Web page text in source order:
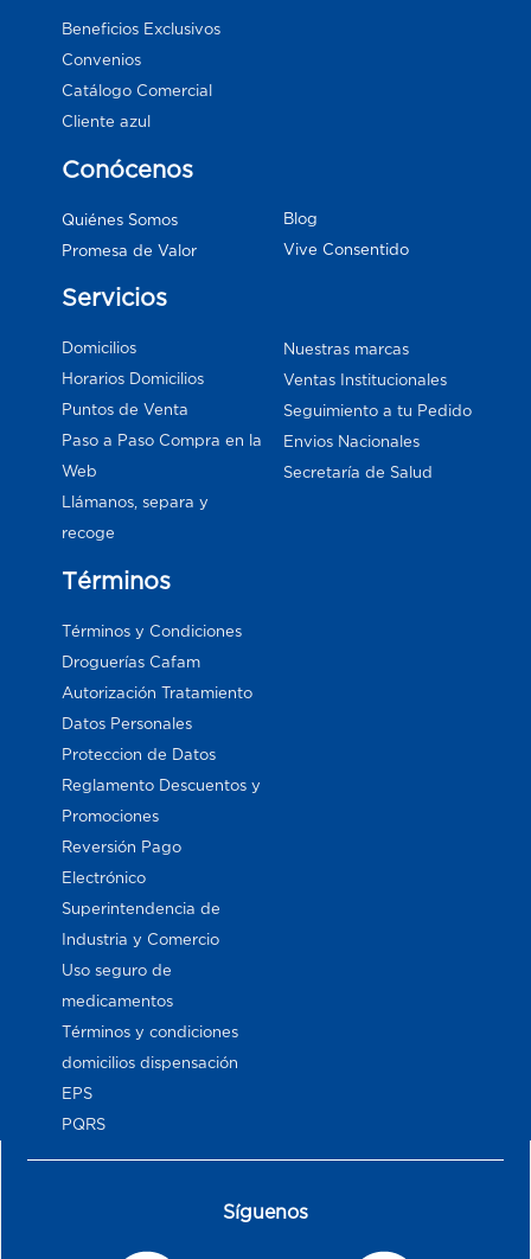
Beneficios Exclusivos
Convenios
Catálogo Comercial
Cliente azul
Conócenos
Quiénes Somos
Promesa de Valor
Blog
Vive Consentido
Servicios
Domicilios
Horarios Domicilios
Puntos de Venta
Paso a Paso Compra en la
Web
Llámanos, separa y
recoge
Nuestras marcas
Ventas Institucionales
Seguimiento a tu Pedido
Envios Nacionales
Secretaría de Salud
Términos
Términos y Condiciones
Droguerías Cafam
Autorización Tratamiento
Datos Personales
Proteccion de Datos
Reglamento Descuentos y
Promociones
Reversión Pago
Electrónico
Superintendencia de
Industria y Comercio
Uso seguro de
medicamentos
Términos y condiciones
domicilios dispensación
EPS
PQRS
Síguenos